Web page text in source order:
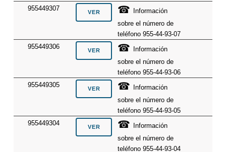
955449307
☎ Información
sobre el número de
teléfono 955-44-93-07
955449306
☎ Información
sobre el número de
teléfono 955-44-93-06
955449305
☎ Información
sobre el número de
teléfono 955-44-93-05
955449304
☎ Información
sobre el número de
teléfono 955-44-93-04